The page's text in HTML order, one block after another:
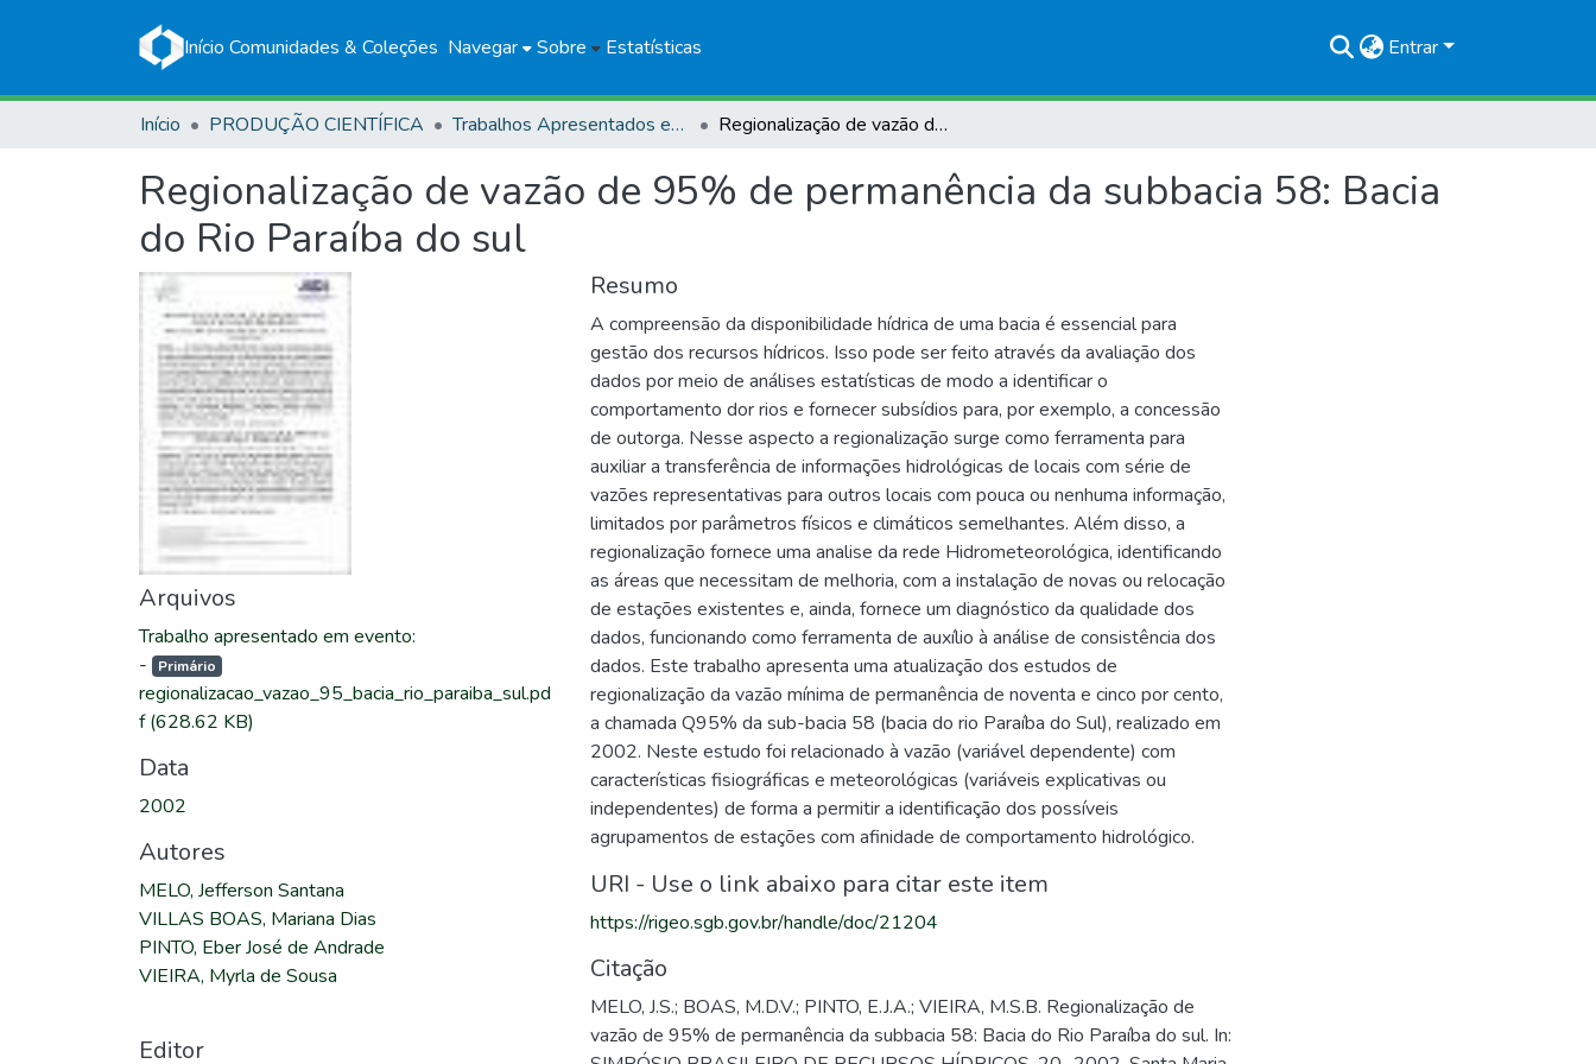
Início Comunidades & Coleções Navegar Sobre Estatísticas Entrar
Início PRODUÇÃO CIENTÍFICA Trabalhos Apresentados em Eventos Regionalização de vazão de 95% de permanência da subbacia 58: Bacia do Rio Paraíba do sul
Regionalização de vazão de 95% de permanência da subbacia 58: Bacia
do Rio Paraíba do sul
Arquivos
Trabalho apresentado em evento:
-
Primário
regionalizacao_vazao_95_bacia_rio_paraiba_sul.pd
f(628.62 KB)
Data
2002
Autores
MELO, Jefferson Santana
VILLAS BOAS, Mariana Dias
PINTO, Eber José de Andrade
VIEIRA, Myrla de Sousa
Editor
Resumo
A compreensão da disponibilidade hídrica de uma bacia é essencial para
gestão dos recursos hídricos. Isso pode ser feito através da avaliação dos
dados por meio de análises estatísticas de modo a identificar o
comportamento dor rios e fornecer subsídios para, por exemplo, a concessão
de outorga. Nesse aspecto a regionalização surge como ferramenta para
auxiliar a transferência de informações hidrológicas de locais com série de
vazões representativas para outros locais com pouca ou nenhuma informação,
limitados por parâmetros físicos e climáticos semelhantes. Além disso, a
regionalização fornece uma analise da rede Hidrometeorológica, identificando
as áreas que necessitam de melhoria, com a instalação de novas ou relocação
de estações existentes e, ainda, fornece um diagnóstico da qualidade dos
dados, funcionando como ferramenta de auxílio à análise de consistência dos
dados. Este trabalho apresenta uma atualização dos estudos de
regionalização da vazão mínima de permanência de noventa e cinco por cento,
a chamada Q95% da sub-bacia 58 (bacia do rio Paraíba do Sul), realizado em
2002. Neste estudo foi relacionado à vazão (variável dependente) com
características fisiográficas e meteorológicas (variáveis explicativas ou
independentes) de forma a permitir a identificação dos possíveis
agrupamentos de estações com afinidade de comportamento hidrológico.
URI - Use o link abaixo para citar este item
https://rigeo.sgb.gov.br/handle/doc/21204
Citação
MELO, J.S.; BOAS, M.D.V.; PINTO, E.J.A.; VIEIRA, M.S.B. Regionalização de
vazão de 95% de permanência da subbacia 58: Bacia do Rio Paraíba do sul. In: